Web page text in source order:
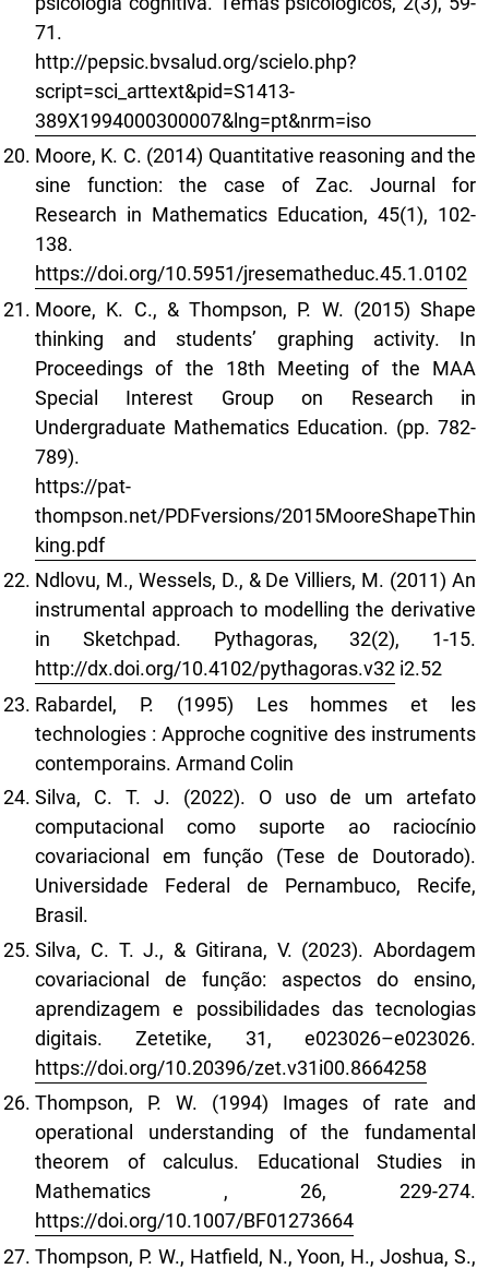
71.
http://pepsic.bvsalud.org/scielo.php?
script=sci_arttext&pid=S1413-
389X1994000300007&lng=pt&nrm=iso
Moore, K. C. (2014) Quantitative reasoning and the
sine function: the case of Zac. Journal for
Research in Mathematics Education, 45(1), 102-
138.
https://doi.org/10.5951/jresematheduc.45.1.0102
Moore, K. C., & Thompson, P. W. (2015) Shape
thinking and students’ graphing activity. In
Proceedings of the 18th Meeting of the MAA
Special Interest Group on Research in
Undergraduate Mathematics Education. (pp. 782-
789).
https://pat-
thompson.net/PDFversions/2015MooreShapeThin
king.pdf
Ndlovu, M., Wessels, D., & De Villiers, M. (2011) An
instrumental approach to modelling the derivative
in Sketchpad. Pythagoras, 32(2), 1-15.
http://dx.doi.org/10.4102/pythagoras.v32 i2.52
Rabardel, P. (1995) Les hommes et les
technologies : Approche cognitive des instruments
contemporains. Armand Colin
Silva, C. T. J. (2022). O uso de um artefato
computacional como suporte ao raciocínio
covariacional em função (Tese de Doutorado).
Universidade Federal de Pernambuco, Recife,
Brasil.
Silva, C. T. J., & Gitirana, V. (2023). Abordagem
covariacional de função: aspectos do ensino,
aprendizagem e possibilidades das tecnologias
digitais. Zetetike, 31, e023026–e023026.
https://doi.org/10.20396/zet.v31i00.8664258
Thompson, P. W. (1994) Images of rate and
operational understanding of the fundamental
theorem of calculus. Educational Studies in
Mathematics , 26, 229-274.
https://doi.org/10.1007/BF01273664
Thompson, P. W., Hatfield, N., Yoon, H., Joshua, S.,